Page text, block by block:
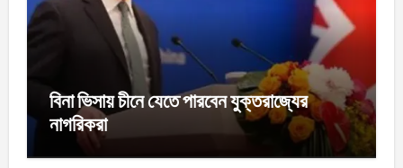
বিনা ভিসায় চীনে যেতে পারবেন যুক্তরাজ্যের
নাগরিকরা